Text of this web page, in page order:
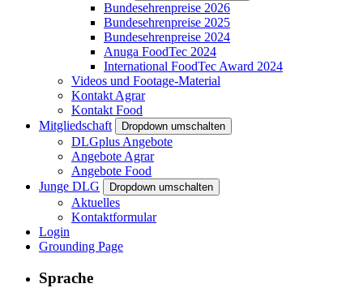
Bundesehrenpreise 2026
Bundesehrenpreise 2025
Bundesehrenpreise 2024
Anuga FoodTec 2024
International FoodTec Award 2024
Videos und Footage-Material
Kontakt Agrar
Kontakt Food
Mitgliedschaft
Dropdown umschalten
DLGplus Angebote
Angebote Agrar
Angebote Food
Junge DLG
Dropdown umschalten
Aktuelles
Kontaktformular
Login
Grounding Page
Sprache